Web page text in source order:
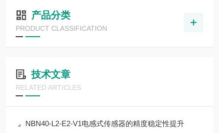
产品分类
PRODUCT CLASSIFICATION
技术文章
RELATED ARTICLES
NBN40-L2-E2-V1电感式传感器的精度稳定性提升